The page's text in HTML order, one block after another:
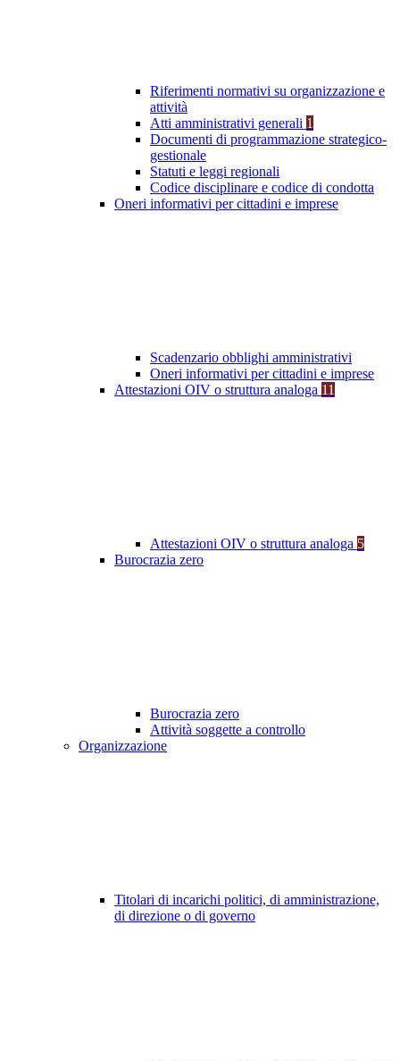
Riferimenti normativi su organizzazione e
attività
Atti amministrativi generali 1
Documenti di programmazione strategico-
gestionale
Statuti e leggi regionali
Codice disciplinare e codice di condotta
Oneri informativi per cittadini e imprese
Scadenzario obblighi amministrativi
Oneri informativi per cittadini e imprese
Attestazioni OIV o struttura analoga 11
Attestazioni OIV o struttura analoga 5
Burocrazia zero
Burocrazia zero
Attività soggette a controllo
Organizzazione
Titolari di incarichi politici, di amministrazione,
di direzione o di governo